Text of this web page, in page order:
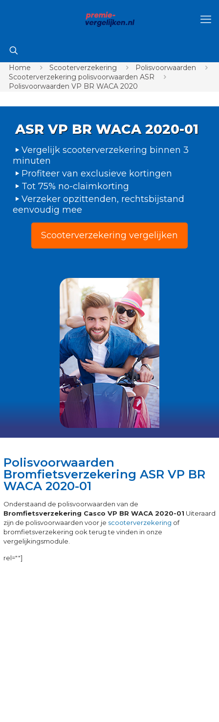
Home Scooterverzekering
Polisvoorwaarden
Scooterverzekering polisvoorwaarden ASR
Polisvoorwaarden VP BR WACA 2020
ASR VP BR WACA 2020-01
Vergelijk scooterverzekering binnen 3
minuten
Profiteer van exclusieve kortingen
Tot 75% no-claimkorting
Verzeker opzittenden, rechtsbijstand
eenvoudig mee
Scooterverzekering vergelijken
Polisvoorwaarden
Bromfietsverzekering ASR VP BR
WACA 2020-01
Onderstaand de polisvoorwaarden van de
Bromfietsverzekering Casco VP BR WACA 2020-01 Uiteraard
zijn de polisvoorwaarden voor je scooterverzekering of
bromfietsverzekering ook terug te vinden in onze
vergelijkingsmodule.
rel=""]